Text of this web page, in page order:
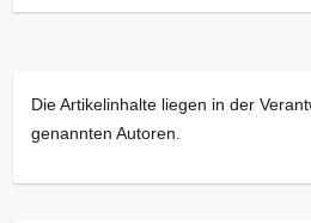
Die Artikelinhalte liegen in der
genannten Autoren.